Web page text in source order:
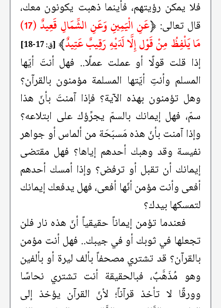
فلا يمكن رؤيتهم، فأينما ذهبت يكونون معك،
قال تعالى: ﴿
عَنِ الْيَمِينِ وَعَنِ الشِّمَالِ قَعِيدٌ (17)
مَا يَلْفِظُ مِنْ قَوْل إِلَّا لَدَيْهِ رَقِيبٌ عَتِيدٌ﴾ [ق: 17-18]
إذا قلت قولًا أو عملت عملًا.. فهل أنتَ أيّها
المسلم وأنتِ أيّتها المسلمة مؤمنون بالقرآن؟
وهل تؤمنون بهذه الآية؟ فإذا آمنتَ بأنّ هذا
سمّ، فهل إيمانك بالسمّ يجرِّؤك على ابتلاعه؟
وإذا آمنت بأنّ هذه مَسبَحَة من ألماس أو جواهر
نفيسة وقد وهبك أحدهم إياها؟ فهل مقتضى
إيمانك أن تقبل أو ترفض؟ وإذا أمسك أحدهم
أفعى وأنت مؤمن أنّها أفعى، فهل يدفعك إيمانك
لتمسكها بيدك؟
فعندما تؤمن إيماناً حقيقياً أنّ هذه نار فلن
تجعلها في ثوبك أو في جيبك.. فهل أنت مؤمن
بالقرآن؟ قد تشتري مصحفاً بألف ليرة أو بألفين
وهو مُذَهَّبٌ، فبالحقيقة أنت تشتري نحاسًا
وورقًا لا تأخذ قرآناً؛ لأنّ القرآن يؤخذ إلى